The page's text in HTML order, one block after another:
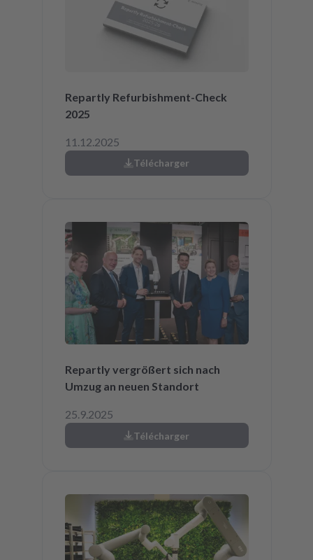
Repartly Refurbishment-Check
2025
11.12.2025
Télécharger
Repartly vergrößert sich nach
Umzug an neuen Standort
25.9.2025
Télécharger